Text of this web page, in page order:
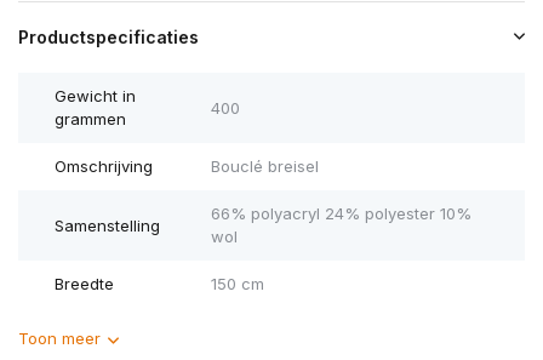
Productspecificaties
Gewicht in
grammen
400
Omschrijving Bouclé breisel
Samenstelling
66% polyacryl 24% polyester 10%
wol
Breedte 150 cm
Toon meer